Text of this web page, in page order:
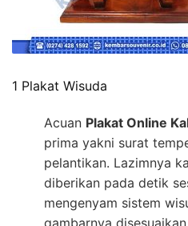
1 Plakat Wisuda
Acuan Plakat Online
prima yakni surat
pelantikan. Lazimnya
diberikan pada detik
mengenyam sistem